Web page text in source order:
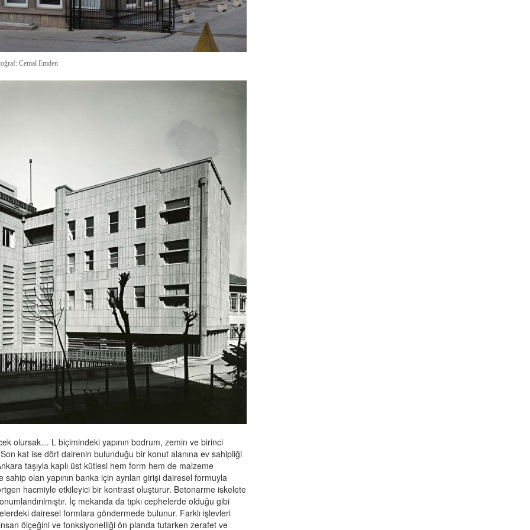
Cemal Emden
olursak… L biçimindeki yapının bodrum, zemin ve birinci
Son kat ise dört dairenin bulunduğu bir konut alanına ev sahipliği
taşıyla kaplı üst kütlesi hem form hem de malzeme
olan yapının banka için ayrılan girişi dairesel formuyla
hacmiyle etkileyici bir kontrast oluşturur. Betonarme iskelete
İç mekanda da tıpkı cephelerde olduğu gibi
dairesel formlara göndermede bulunur. Farklı işlevleri
ölçeğini ve fonksiyonelliği ön planda tutarken zerafet ve